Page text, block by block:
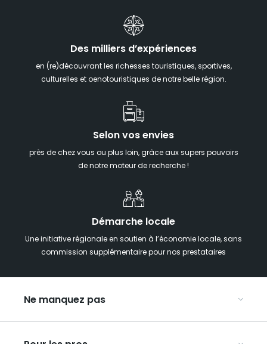
Des milliers d’expériences
en (re)découvrant les richesses touristiques, sportives,
culturelles et oenotouristiques de notre belle région.
Selon vos envies
près de chez vous ou plus loin, grâce aux supers pouvoirs
de notre moteur de recherche !
Démarche locale
Une initiative régionale en soutien à l’économie locale, sans
commission supplémentaire pour nos prestataires
Ne manquez pas